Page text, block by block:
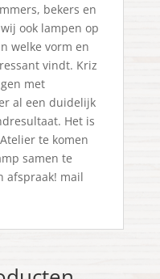
bekers en
ook lampen op
welke vorm en
vindt. Kriz
met
al een duidelijk
Het is
te komen
samen te
afspraak! mail